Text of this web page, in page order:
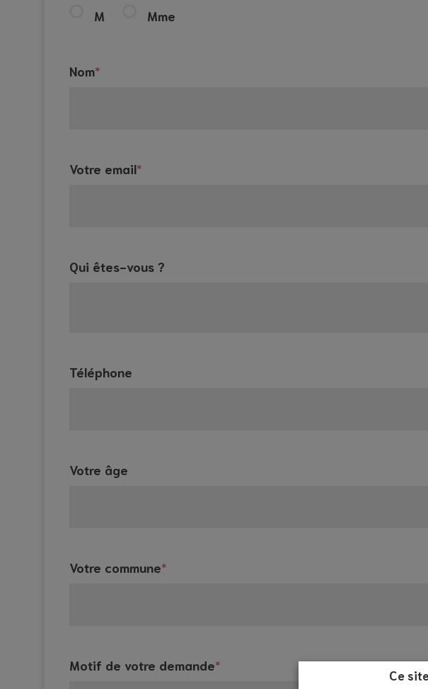
M Mme
Nom*
Votre email*
Qui êtes-vous ?
Téléphone
Votre âge
Votre commune*
Motif de votre demande*
Ce